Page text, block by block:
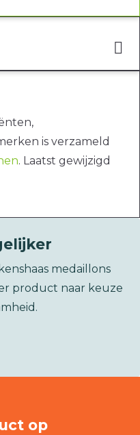
is verzameld
. Laatst gewijzigd
medaillons
product naar keuze
op